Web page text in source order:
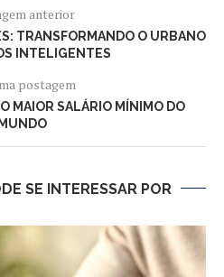
anterior
TRANSFORMANDO O URBANO
INTELIGENTES
postagem
MAIOR SALÁRIO MÍNIMO DO
MUNDO
SE INTERESSAR POR